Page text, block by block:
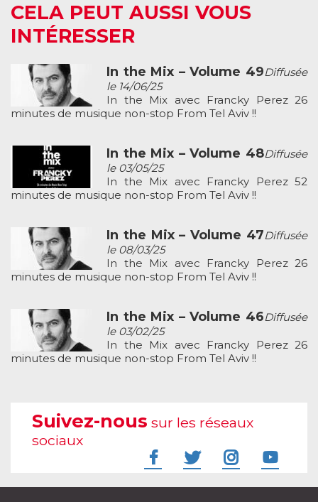
CELA PEUT AUSSI VOUS
INTÉRESSER
In the Mix – Volume 49Diffusée
le 14/06/25
In the Mix avec Francky Perez 26
minutes de musique non-stop From Tel Aviv !!
In the Mix – Volume 48Diffusée
le 03/05/25
In the Mix avec Francky Perez 52
minutes de musique non-stop From Tel Aviv !!
In the Mix – Volume 47Diffusée
le 08/03/25
In the Mix avec Francky Perez 26
minutes de musique non-stop From Tel Aviv !!
In the Mix – Volume 46Diffusée
le 03/02/25
In the Mix avec Francky Perez 26
minutes de musique non-stop From Tel Aviv !!
Suivez-nous sur les réseaux
sociaux